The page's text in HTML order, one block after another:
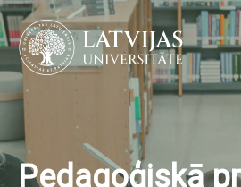
Pedagoģiskā